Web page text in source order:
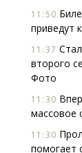
11:50
приведут
11:37
второго
Фото
11:30
массовое
11:30
помогает